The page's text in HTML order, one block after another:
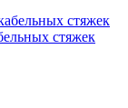
стяжек